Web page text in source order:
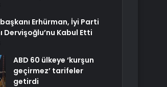
Erhürman, İyi Parti
Dervişoğlu’nu Kabul Etti
ABD 60 ülkeye ‘kurşun
geçirmez’ tarifeler
getirdi